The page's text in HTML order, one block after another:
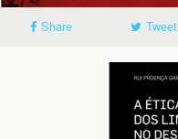
Share Tweet